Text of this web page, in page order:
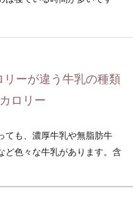
リーが違う牛乳の種類
ロリー
ても、濃厚牛乳や無脂肪牛
ど色々な牛乳があります。含